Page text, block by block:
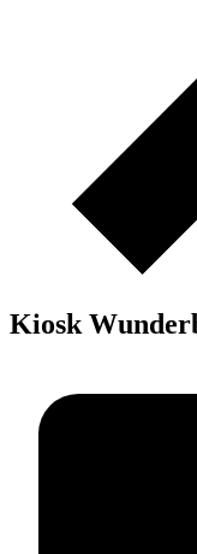
Kiosk